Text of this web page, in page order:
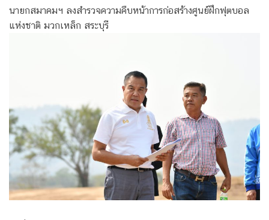
นายกสมาคมฯ ลงสำรวจความคืบหน้าการก่อสร้างศูนย์ฝึกฟุตบอล
แห่งชาติ มวกเหล็ก สระบุรี